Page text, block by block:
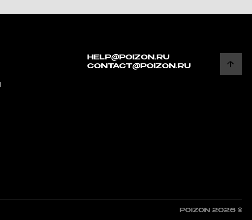
HELP@POIZON.RU
CONTACT@POIZON.RU
POIZON 2026 ©